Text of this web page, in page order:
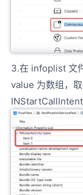
3.在 infoplist 文
value 为数组，
INStartCallIntent